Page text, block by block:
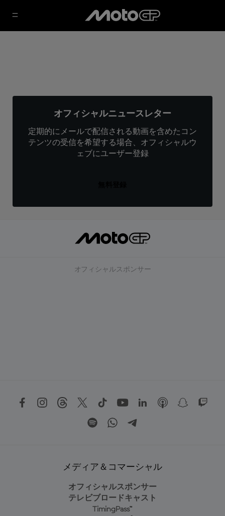
オフィシャルニュースレター
定期的にメールで配信される動画を含めたコン
テンツの受信を希望する場合、オフィシャルウ
ェブにユーザー登録
オフィシャルスポンサー
メディア＆コマーシャル
オフィシャルスポンサー
テレビブロードキャスト
TimingPass™